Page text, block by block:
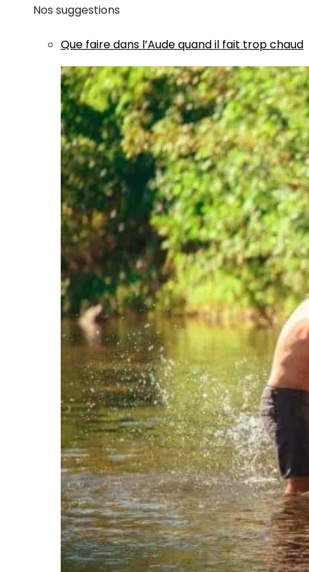
Nos suggestions
Que faire dans l’Aude quand il fait trop chaud